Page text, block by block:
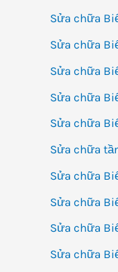
Sửa chữa
Sửa chữa
Sửa chữa
Sửa chữa
Sửa chữa
Sửa chữa
Sửa chữa
Sửa chữa
Sửa chữa
Sửa chữa